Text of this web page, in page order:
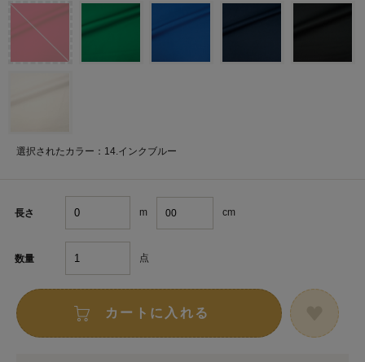
選択されたカラー：14.インクブルー
長さ m cm
数量 点
カートに入れる